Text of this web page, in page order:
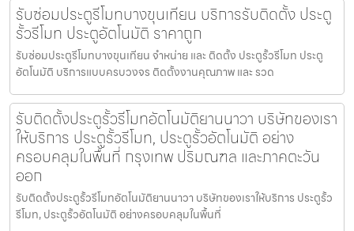
รับซ่อมประตูรีโมทบางขุนเทียน บริการรับติดตั้ง ประตู
รั้วรีโมท ประตูอัตโนมัติ ราคาถูก
รับซ่อมประตูรีโมทบางขุนเทียน จำหน่าย และ ติดตั้ง ประตูรั้วรีโมท ประตู
อัตโนมัติ บริการแบบครบวงจร ติดตั้งงานคุณภาพ และ รวด
รับติดตั้งประตูรั้วรีโมทอัตโนมัติยานนาวา บริษัทของเรา
ให้บริการ ประตูรั้วรีโมท, ประตูรั้วอัตโนมัติ อย่าง
ครอบคลุมในพื้นที่ กรุงเทพ ปริมณฑล และภาคตะวัน
ออก
รับติดตั้งประตูรั้วรีโมทอัตโนมัติยานนาวา บริษัทของเราให้บริการ ประตูรั้ว
รีโมท, ประตูรั้วอัตโนมัติ อย่างครอบคลุมในพื้นที่